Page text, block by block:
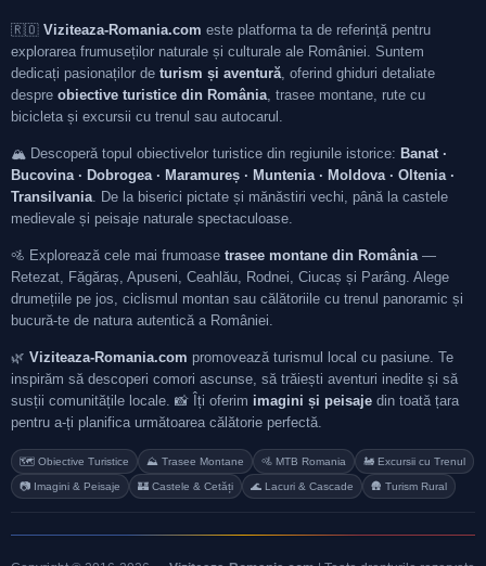
🇷🇴 Viziteaza-Romania.com este platforma ta de referință pentru
explorarea frumuseților naturale și culturale ale României. Suntem
dedicați pasionaților de turism și aventură, oferind ghiduri detaliate
despre obiective turistice din România, trasee montane, rute cu
bicicleta și excursii cu trenul sau autocarul.
🏔️ Descoperă topul obiectivelor turistice din regiunile istorice: Banat ·
Bucovina · Dobrogea · Maramureș · Muntenia · Moldova · Oltenia ·
Transilvania. De la biserici pictate și mănăstiri vechi, până la castele
medievale și peisaje naturale spectaculoase.
🚵 Explorează cele mai frumoase trasee montane din România—
Retezat, Făgăraș, Apuseni, Ceahlău, Rodnei, Ciucaș și Parâng. Alege
drumețiile pe jos, ciclismul montan sau călătoriile cu trenul panoramic și
bucură-te de natura autentică a României.
🌿 Viziteaza-Romania.com promovează turismul local cu pasiune. Te
inspirăm să descoperi comori ascunse, să trăiești aventuri inedite și să
susții comunitățile locale. 📸 Îți oferim imagini și peisaje din toată țara
pentru a-ți planifica următoarea călătorie perfectă.
🗺️ Obiective Turistice ⛰️ Trasee Montane 🚵 MTB Romania 🚂 Excursii cu Trenul
📷 Imagini & Peisaje 🏰 Castele & Cetăți 🌊 Lacuri & Cascade 🛖 Turism Rural